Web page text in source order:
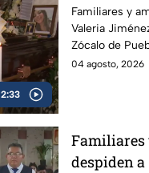
2:33
Puebla:
tráfico de
en Fiscalía
Familiares y
Valeria
Zócalo de
justicia.
04 agosto, 2026
Familiares
despiden a